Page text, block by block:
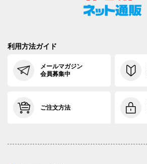
利用方法ガイド
メールマガジン
会員募集中
ご注文方法